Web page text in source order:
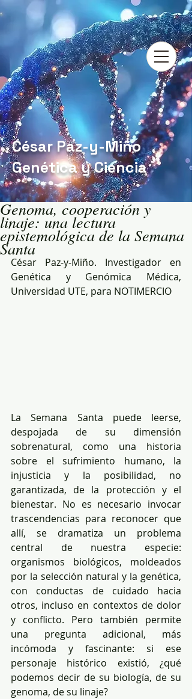
César Paz-y-Miño
Genética y Ciencia
Genoma, cooperación y
linaje: una lectura
epistemológica de la Semana
Santa
César Paz-y-Miño. Investigador en
Genética y Genómica Médica,
Universidad UTE, para NOTIMERCIO
La Semana Santa puede leerse,
despojada de su dimensión
sobrenatural, como una historia
sobre el sufrimiento humano, la
injusticia y la posibilidad, no
garantizada, de la protección y el
bienestar. No es necesario invocar
trascendencias para reconocer que
allí, se dramatiza un problema
central de nuestra especie:
organismos biológicos, moldeados
por la selección natural y la genética,
con conductas de cuidado hacia
otros, incluso en contextos de dolor
y conflicto. Pero también permite
una pregunta adicional, más
incómoda y fascinante: si ese
personaje histórico existió, ¿qué
podemos decir de su biología, de su
genoma, de su linaje?